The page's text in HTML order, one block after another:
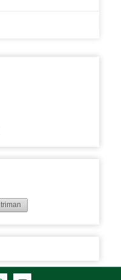
triman